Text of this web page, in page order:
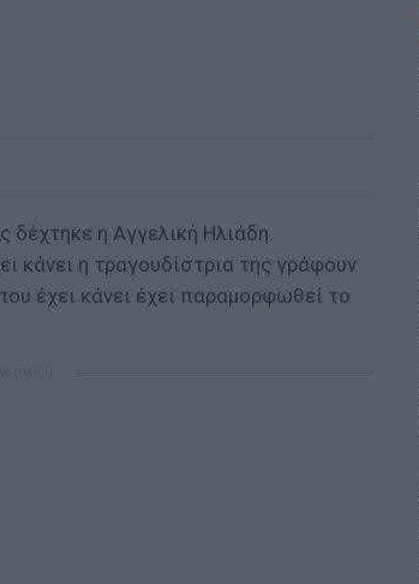
δέχτηκε η Αγγελική Ηλιάδη.
κάνει η τραγουδίστρια της γράφουν
έχει κάνει έχει παραμορφωθεί το